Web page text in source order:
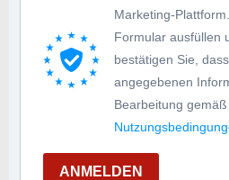
Marketing-
Formular ausfüllen
bestätigen Sie,
angegebenen
Bearbeitung
ANMELDEN